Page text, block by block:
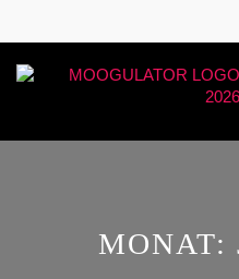
MONAT: